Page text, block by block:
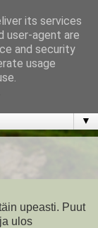
muuttaa
▼
upeasti. Puut
ulos
its services
user-agent are
and security
usage